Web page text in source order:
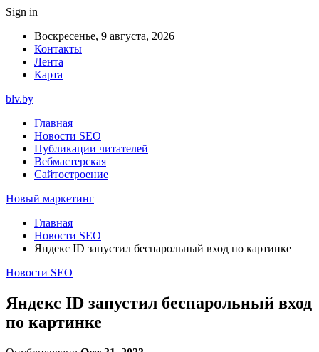
Sign in
Воскресенье, 9 августа, 2026
Контакты
Лента
Карта
blv.by
Главная
Новости SEO
Публикации читателей
Вебмастерская
Сайтостроение
Новый маркетинг
Главная
Новости SEO
Яндекс ID запустил беспарольный вход по картинке
Новости SEO
Яндекс ID запустил беспарольный вход
по картинке